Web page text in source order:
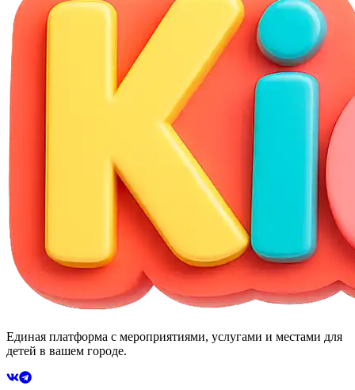
Единая платформа с мероприятиями, услугами и местами для
детей в вашем городе.